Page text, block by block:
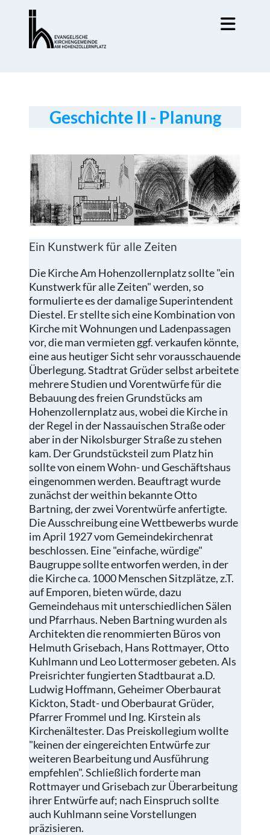
Geschichte II - Planung
Ein Kunstwerk für alle Zeiten
Die Kirche Am Hohenzollernplatz sollte "ein
Kunstwerk für alle Zeiten" werden, so
formulierte es der damalige Superintendent
Diestel. Er stellte sich eine Kombination von
Kirche mit Wohnungen und Ladenpassagen
vor, die man vermieten ggf. verkaufen könnte,
eine aus heutiger Sicht sehr vorausschauende
Überlegung. Stadtrat Grüder selbst arbeitete
mehrere Studien und Vorentwürfe für die
Bebauung des freien Grundstücks am
Hohenzollernplatz aus, wobei die Kirche in
der Regel in der Nassauischen Straße oder
aber in der Nikolsburger Straße zu stehen
kam. Der Grundstücksteil zum Platz hin
sollte von einem Wohn- und Geschäftshaus
eingenommen werden. Beauftragt wurde
zunächst der weithin bekannte Otto
Bartning, der zwei Vorentwürfe anfertigte.
Die Ausschreibung eine Wettbewerbs wurde
im April 1927 vom Gemeindekirchenrat
beschlossen. Eine "einfache, würdige"
Baugruppe sollte entworfen werden, in der
die Kirche ca. 1000 Menschen Sitzplätze, z.T.
auf Emporen, bieten würde, dazu
Gemeindehaus mit unterschiedlichen Sälen
und Pfarrhaus. Neben Bartning wurden als
Architekten die renommierten Büros von
Helmuth Grisebach, Hans Rottmayer, Otto
Kuhlmann und Leo Lottermoser gebeten. Als
Preisrichter fungierten Stadtbaurat a.D.
Ludwig Hoffmann, Geheimer Oberbaurat
Kickton, Stadt- und Oberbaurat Grüder,
Pfarrer Frommel und Ing. Kirstein als
Kirchenältester. Das Preiskollegium wollte
"keinen der eingereichten Entwürfe zur
weiteren Bearbeitung und Ausführung
empfehlen". Schließlich forderte man
Rottmayer und Grisebach zur Überarbeitung
ihrer Entwürfe auf; nach Einspruch sollte
auch Kuhlmann seine Vorstellungen
präzisieren.